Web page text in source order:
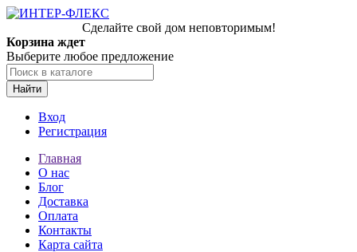
Сделайте свой дом неповторимым!
Корзина ждет
Выберите любое предложение
Найти
Вход
Регистрация
Главная
О нас
Блог
Доставка
Оплата
Контакты
Карта сайта